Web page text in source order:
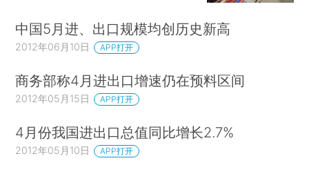
中国5月进、出口规模均创历史新高
2012年06月10日 APP打开
商务部称4月进出口增速仍在预料区间
2012年05月15日 APP打开
4月份我国进出口总值同比增长2.7%
2012年05月10日 APP打开